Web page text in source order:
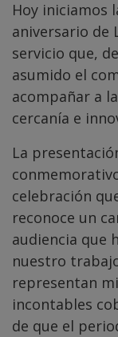
Hoy iniciamos
aniversario de
servicio que,
asumido el
acompañar a
cercanía e
La
celebración
reconoce un
audiencia que
nuestro
representan
incontables
de que el